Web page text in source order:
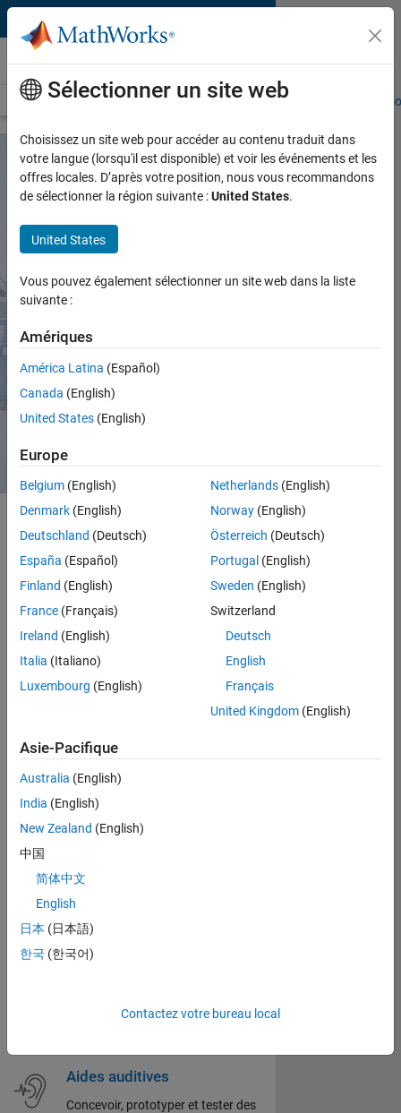
Passer au contenu
Équipements médicaux
Présentation Applications pour équipements médicaux
MATLAB et Simulink pour
les équipements
médicaux
Concevoir, simuler et tester des
équipements médicaux innovants
réglementaire
Demander un devis
Contacter l’équipe commerciale
Applications pour
équipements médicaux
MATLAB et Simulink proposent un workflow
fonctionnel complet pour développer des
équipements médicaux et des applications de
santé numérique conformes aux
réglementations et aux normes comme
Équipements thérapeutiques
équipements thérapeutiques
Imagerie médicale
Concevoir, développer et tester des
d'imagerie médicale
équipements de monitoring de
Aides auditives
Concevoir, prototyper et tester des
Sélectionner un site web
Choisissez un site web pour accéder au contenu traduit dans
votre langue (lorsqu'il est disponible) et voir les événements et les
offres locales. D’après votre position, nous vous recommandons
de sélectionner la région suivante :United States.
United States
Vous pouvez également sélectionner un site web dans la liste
suivante :
Amériques
América Latina (Español)
Canada (English)
United States (English)
Europe
Belgium (English)
Denmark (English)
Deutschland (Deutsch)
España (Español)
Finland (English)
France (Français)
Ireland (English)
Italia (Italiano)
Luxembourg (English)
Netherlands(English)
Norway(English)
Österreich (Deutsch)
Portugal (English)
Sweden (English)
Switzerland
Deutsch
English
Français
United Kingdom(English)
Asie-Pacifique
Australia (English)
India (English)
New Zealand (English)
中国
简体中文
English
日本 (日本語)
한국 (한국어)
Contactez votre bureau local